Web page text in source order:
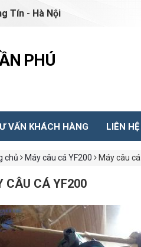
Tín - Hà Nội
PHÚ
VẤN KHÁCH HÀNG LIÊN HỆ
chủ Máy câu cá YF200 Máy câu
CÂU CÁ YF200